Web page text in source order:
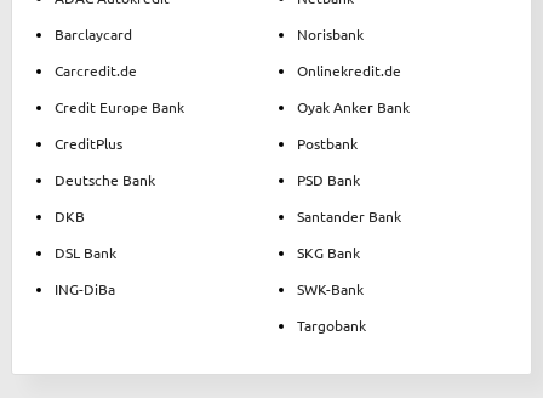
Barclaycard
Carcredit.de
Credit Europe Bank
CreditPlus
Deutsche Bank
DKB
DSL Bank
ING-DiBa
Norisbank
Onlinekredit.de
Oyak Anker Bank
Postbank
PSD Bank
Santander Bank
SKG Bank
SWK-Bank
Targobank